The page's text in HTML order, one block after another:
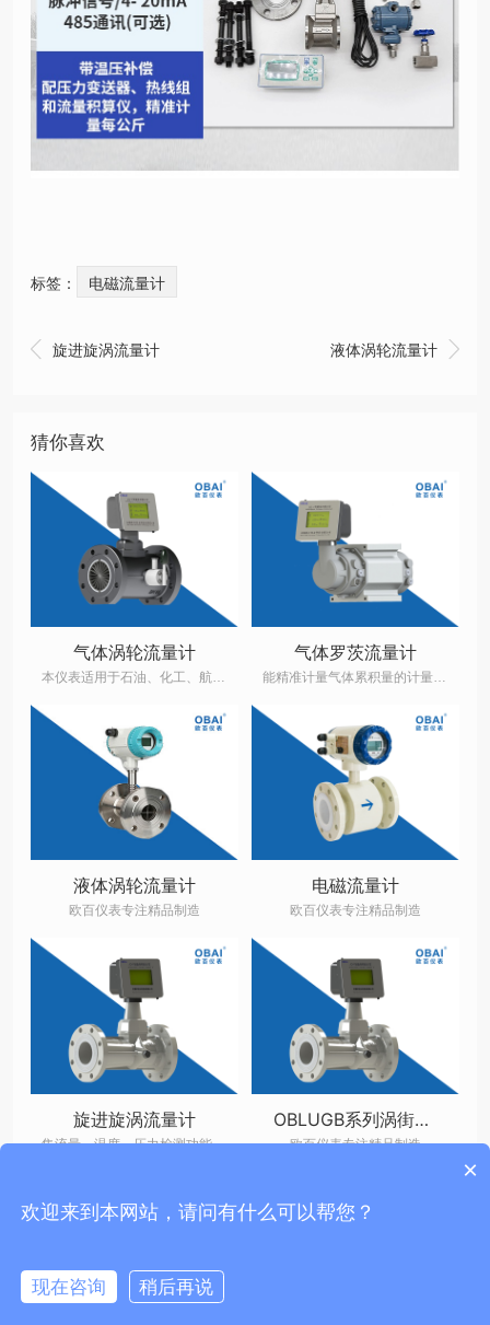
标签： 电磁流量计
 旋进旋涡流量计 
液体涡轮流量计
猜你喜欢
气体涡轮流量计
本仪表适用于石油、化工、航空航天、科研部分、化工产业等领域中的气体测量，用于贸易计量以及工业生产之间的过程控制。
气体罗茨流量计
能精准计量气体累积量的计量仪表
液体涡轮流量计
欧百仪表专注精品制造
电磁流量计
欧百仪表专注精品制造
旋进旋涡流量计
集流量、温度、压力检测功能于一体高精度气体计量仪表
OBLUGB系列涡街流量计
欧百仪表专注精品制造
Copyright © 2018 无锡欧百仪表科技有限公司 Powered By
×
欢迎来到本网站，请问有什么可以帮您？
现在咨询 稍后再说